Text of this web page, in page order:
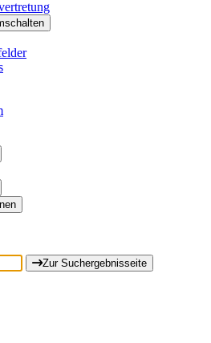
Zur Suchergebnisseite